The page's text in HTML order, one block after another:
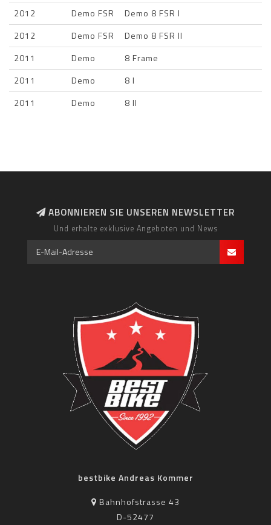
2012
Demo FSR
Demo 8 FSR I
2012
Demo FSR
Demo 8 FSR II
2011
Demo
8 Frame
2011
Demo
8 I
2011
Demo 8 II
ABONNIEREN SIE UNSEREN NEWSLETTER
Und erhalte exklusive Angeboten und News
bestbike Andreas Kommer
Bahnhofstrasse 43
D-52477